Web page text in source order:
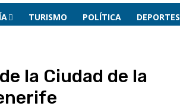
TURISMO POLÍTICA DEPORTES
la Ciudad de la